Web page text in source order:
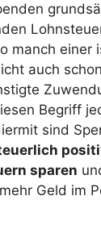
manch einer
auch
Begriff
sind
sparen
Geld im